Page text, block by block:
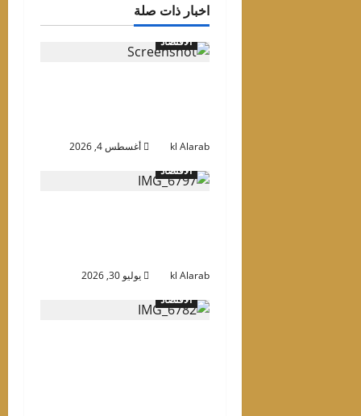
اخبار ذات صلة
الاقتصاد
kl Alarab
أغسطس 4, 2026
الاقتصاد
kl Alarab
يوليو 30, 2026
الاقتصاد